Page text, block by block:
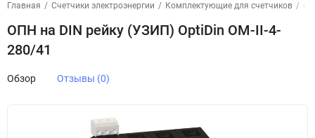
Главная / Счетчики электроэнергии / Комплектующие для счетчиков /
ОПН на DIN рейку (УЗИП) OptiDin OM-II-4-
280/41
Обзор Отзывы (0)